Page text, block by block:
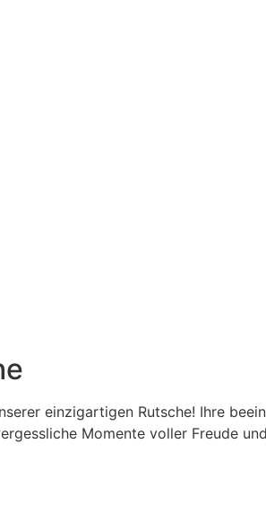
einzigartigen Rutsche! Ihre
Momente voller Freude